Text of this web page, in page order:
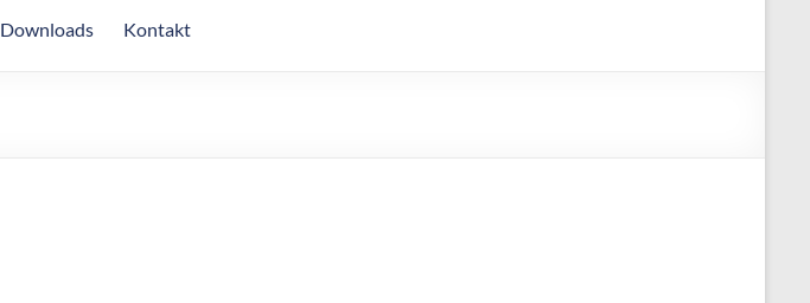
Downloads Kontakt